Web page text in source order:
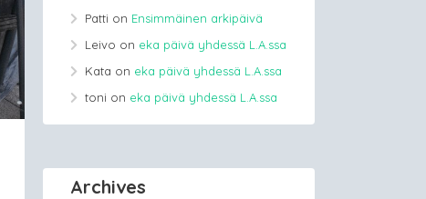
Patti on Ensimmäinen arkipäivä
Leivo on eka päivä yhdessä L.A.ssa
Kata on eka päivä yhdessä L.A.ssa
toni on eka päivä yhdessä L.A.ssa
Archives